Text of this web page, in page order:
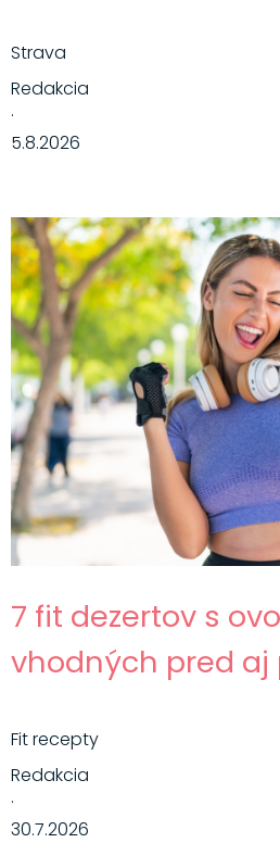
Strava
Redakcia
·
5.8.2026
7 fit dezertov s
vhodných pred aj
Fit recepty
Redakcia
·
30.7.2026